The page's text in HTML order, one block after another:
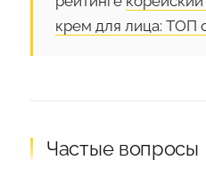
крем для лица: ТОП
Частые вопросы